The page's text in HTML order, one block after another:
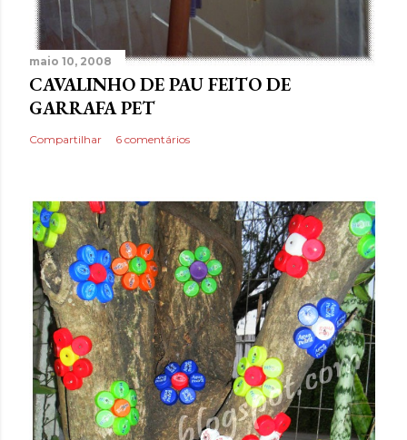
maio 10, 2008
CAVALINHO DE PAU FEITO DE
GARRAFA PET
Compartilhar 6 comentários